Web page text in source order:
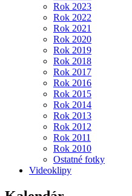
Rok 2023
Rok 2022
Rok 2021
Rok 2020
Rok 2019
Rok 2018
Rok 2017
Rok 2016
Rok 2015
Rok 2014
Rok 2013
Rok 2012
Rok 2011
Rok 2010
Ostatné fotky
Videoklipy